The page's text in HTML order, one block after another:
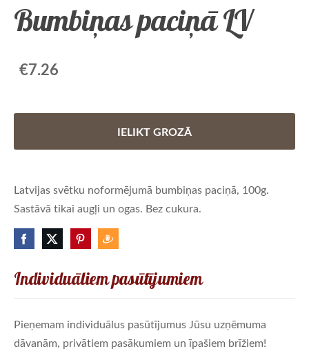
Individuāliem pasūtījumiem
Pieņemam individuālus pasūtījumus Jūsu uzņēmuma
dāvanām, privātiem pasākumiem un īpašiem brīžiem!
Bumbiņas paciņā LV
€7.26
IELIKT GROZĀ
Latvijas svētku noformējumā bumbiņas paciņā, 100g.
Sastāvā tikai augļi un ogas. Bez cukura.